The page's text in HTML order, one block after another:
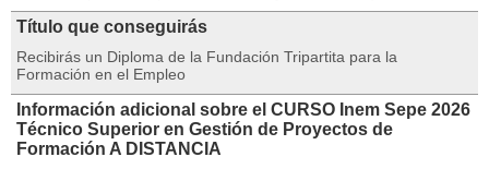
Título que conseguirás
Recibirás un Diploma de la Fundación Tripartita para la
Formación en el Empleo
Información adicional sobre el CURSO Inem Sepe 2026
Técnico Superior en Gestión de Proyectos de
Formación A DISTANCIA